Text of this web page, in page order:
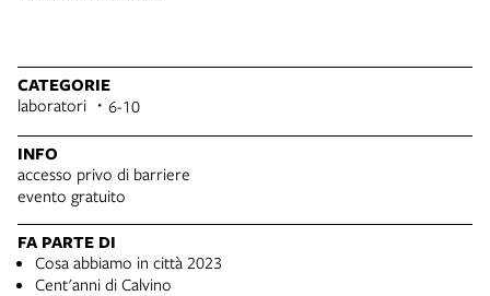
CATEGORIE
laboratori 6-10
INFO
accesso privo di barriere
evento gratuito
FA PARTE DI
Cosa abbiamo in città 2023
Cent'anni di Calvino